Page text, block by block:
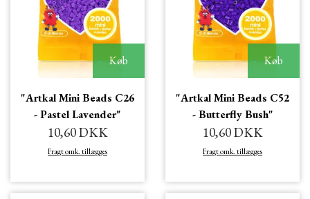
Køb
"Artkal Mini Beads C26
- Pastel Lavender"
10,60 DKK
Fragt omk. tillægges
Køb
"Artkal Mini Beads C52
- Butterfly Bush"
10,60 DKK
Fragt omk. tillægges